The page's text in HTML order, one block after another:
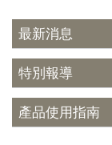
最新消息
特別報導
產品使用指南